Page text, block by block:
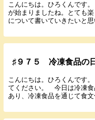
こんにちは。ひろくんです
が始まりましたね。とても
について書いていきたいと
♯９７５ 冷凍食品の
こんにちは。ひろくんです
てください。 今日は冷凍食
あり、冷凍食品を通じて食